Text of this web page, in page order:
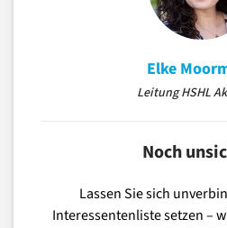
Elke
Leitung HSHL
Noch
Lassen Sie sich
Interessentenliste setzen –